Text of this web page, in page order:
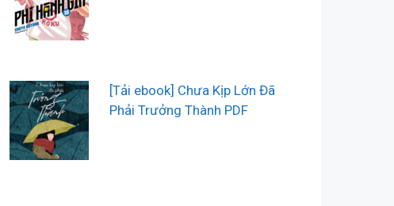
[Tải ebook] Chưa Kịp Lớn Đã
Phải Trưởng Thành PDF